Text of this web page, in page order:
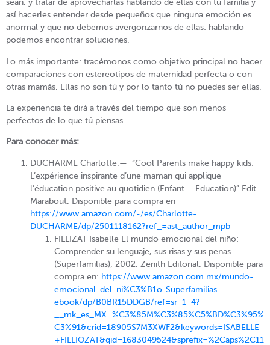
sean, y tratar de aprovecharlas hablando de ellas con tu familia y
así hacerles entender desde pequeños que ninguna emoción es
anormal y que no debemos avergonzarnos de ellas: hablando
podemos encontrar soluciones.
Lo más importante: tracémonos como objetivo principal no hacer
comparaciones con estereotipos de maternidad perfecta o con
otras mamás. Ellas no son tú y por lo tanto tú no puedes ser ellas.
La experiencia te dirá a través del tiempo que son menos
perfectos de lo que tú piensas.
Para conocer más:
DUCHARME Charlotte.— “Cool Parents make happy kids:
L’expérience inspirante d’une maman qui applique
l’éducation positive au quotidien (Enfant – Education)” Edit
Marabout. Disponible para compra en
https://www.amazon.com/-/es/Charlotte-
DUCHARME/dp/2501118162?ref_=ast_author_mpb
FILLIZAT Isabelle El mundo emocional del niño:
Comprender su lenguaje, sus risas y sus penas
(Superfamilias); 2002, Zenith Editorial. Disponible para
compra en: https://www.amazon.com.mx/mundo-
emocional-del-ni%C3%B1o-Superfamilias-
ebook/dp/B0BR15DDGB/ref=sr_1_4?
__mk_es_MX=%C3%85M%C3%85%C5%BD%C3%95%
C3%91&crid=18905S7M3XWF2&keywords=ISABELLE
+FILLIOZAT&qid=1683049524&sprefix=%2Caps%2C11